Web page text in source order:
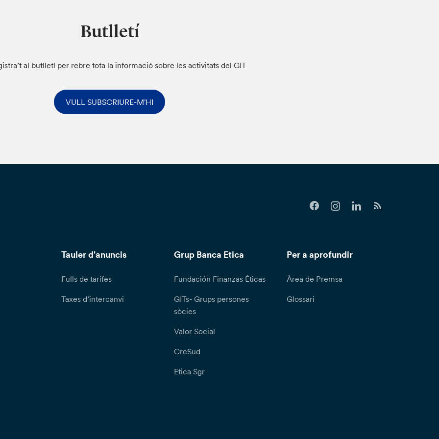
Butlletí
al butlletí per rebre tota la informació sobre les activitats del GIT
VULL SUBSCRIURE-M'HI
Tauler d'anuncis
Fulls de tarifes
Taxes d’intercanvi
Grup Banca Etica
Fundación Finanzas Éticas
GITs- Grups persones
sòcies
Valor Social
CreSud
Etica Sgr
Per a aprofundir
Àrea de Premsa
Glossari